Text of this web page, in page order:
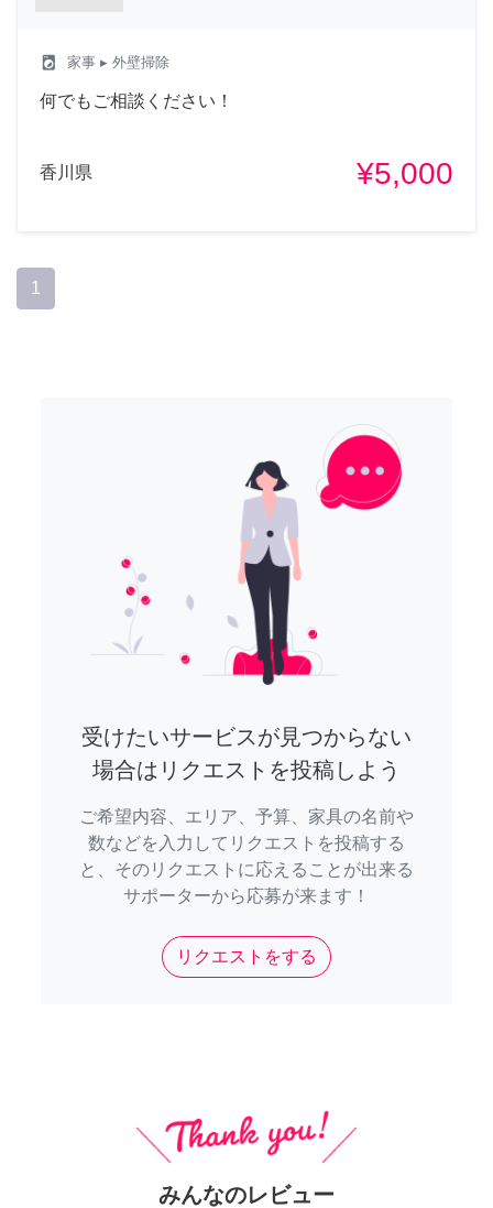
local_laundry_service 家事 ▸ 外壁掃除
何でもご相談ください！
香川県 ¥5,000
1
受けたいサービスが見つからない
場合はリクエストを投稿しよう
ご希望内容、エリア、予算、家具の名前や
数などを入力してリクエストを投稿する
と、そのリクエストに応えることが出来る
サポーターから応募が来ます！
リクエストをする
みんなのレビュー